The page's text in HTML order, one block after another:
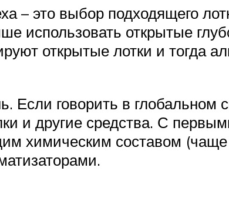
– это выбор подходящего
использовать открытые
открытые лотки и тогда
Если говорить в
и другие средства. С
химическим составом (чаще